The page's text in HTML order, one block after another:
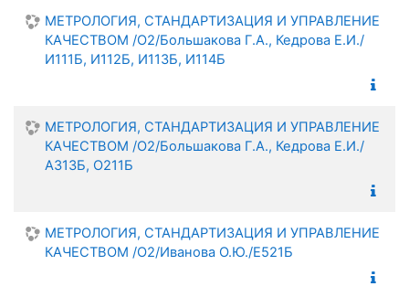
МЕТРОЛОГИЯ, СТАНДАРТИЗАЦИЯ И УПРАВЛЕНИЕ
КАЧЕСТВОМ /О2/Большакова Г.А., Кедрова Е.И./
И111Б, И112Б, И113Б, И114Б
МЕТРОЛОГИЯ, СТАНДАРТИЗАЦИЯ И УПРАВЛЕНИЕ
КАЧЕСТВОМ /О2/Большакова Г.А., Кедрова Е.И./
А313Б, О211Б
МЕТРОЛОГИЯ, СТАНДАРТИЗАЦИЯ И УПРАВЛЕНИЕ
КАЧЕСТВОМ /О2/Иванова О.Ю./Е521Б